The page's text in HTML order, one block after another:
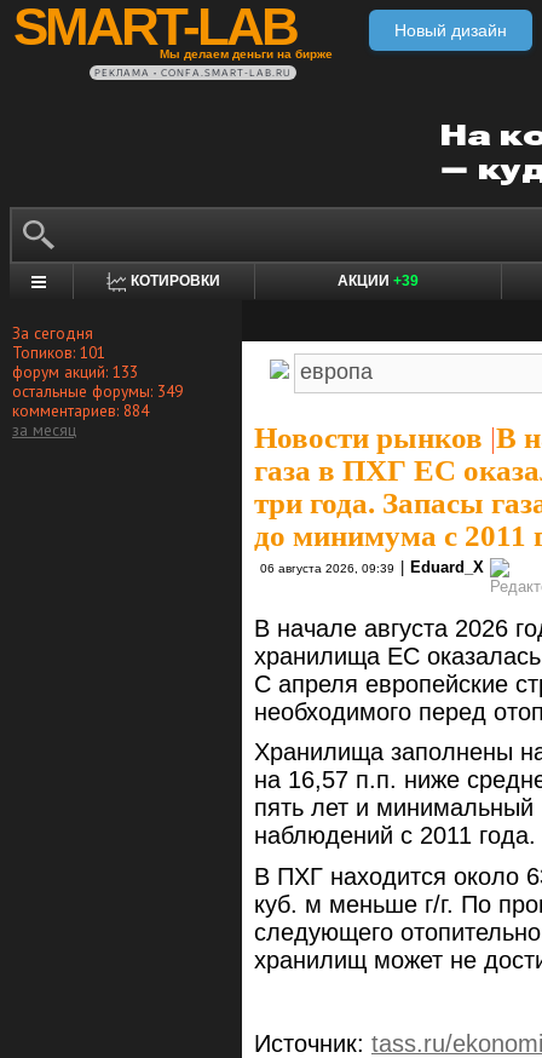
SMART-LAB
Мы делаем деньги на бирже
Новый дизайн
РЕКЛАМА • CONFA.SMART-LAB.RU
КОТИРОВКИ АКЦИИ +39
За сегодня
Топиков: 101
форум акций: 133
остальные форумы: 349
комментариев: 884
за месяц
Новости рынков |В
газа в ПХГ ЕС
три года. Запасы
до минимума с 2011
06 августа 2026, 09:39 Eduard_X
В начале августа 2026
хранилища ЕС
С апреля европейские
необходимого перед
Хранилища заполнены
на 16,57 п.п. ниже
пять лет и минимальный
наблюдений с 2011 года.
В ПХГ находится около
куб. м меньше г/г. По
следующего
хранилищ может не
Источник: tass.ru/